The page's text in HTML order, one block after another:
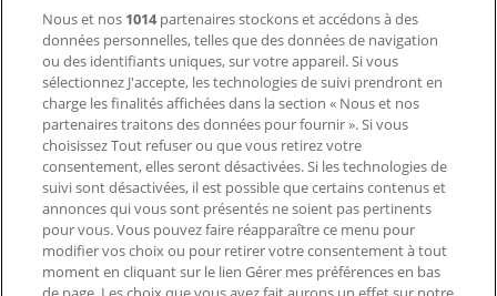
Demande marketing et professionnelle
Magasin mal situé sur la carte
Signaler un prospectus
Vous rencontrez un problème technique sur l’appli
ou le site?
Index
Marques
Nous et nos 1014partenaires stockons et accédons à des
données personnelles, telles que des données de navigation
ou des identifiants uniques, sur votre appareil. Si vous
sélectionnez J'accepte, les technologies de suivi prendront en
charge les finalités affichées dans la section « Nous et nos
partenaires traitons des données pour fournir ». Si vous
choisissez Tout refuser ou que vous retirez votre
consentement, elles seront désactivées. Si les technologies de
suivi sont désactivées, il est possible que certains contenus et
annonces qui vous sont présentés ne soient pas pertinents
pour vous. Vous pouvez faire réapparaître ce menu pour
modifier vos choix ou pour retirer votre consentement à tout
moment en cliquant sur le lien Gérer mes préférences en bas